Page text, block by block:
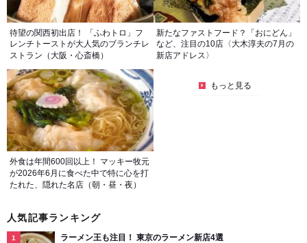
待望の関西初出店！ 「ふわトロ」フ
レンチトーストが大人気のブランチレ
ストラン（大阪・心斎橋）
新たなファストフード？「おにどん」
など、注目の10店〈大木淳夫の7月の
新店アドレス〉
外食は年間600回以上！ マッキー牧元
が2026年6月に食べた中で特に心を打
たれた、隠れた名店（朝・昼・夜）
もっと見る
人気記事ランキング
ラーメン王も注目！ 東京のラーメン新店4選